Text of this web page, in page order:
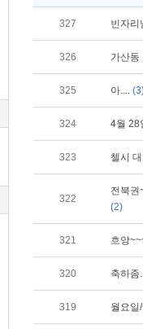
327 빈자리
326 가산동
325 아....
324 4월 28
323 첼시
322
전북권
(2)
321 흐앙
320 축하좀
319 월요일